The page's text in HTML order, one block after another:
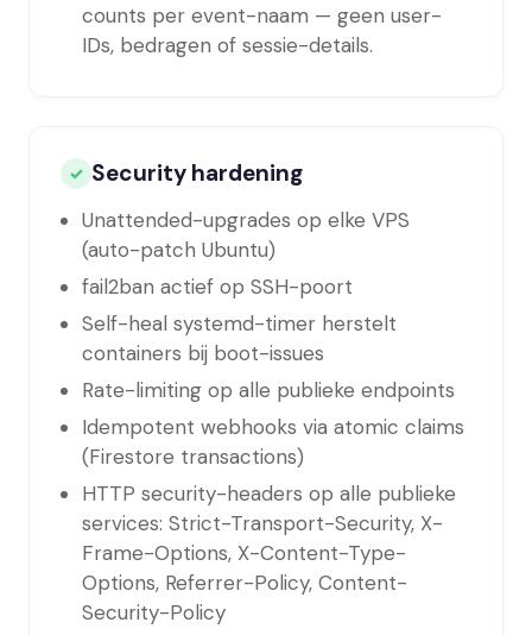
counts per event-naam — geen user-
IDs, bedragen of sessie-details.
✓ Security hardening
Unattended-upgrades op elke VPS
(auto-patch Ubuntu)
fail2ban actief op SSH-poort
Self-heal systemd-timer herstelt
containers bij boot-issues
Rate-limiting op alle publieke endpoints
Idempotent webhooks via atomic claims
(Firestore transactions)
HTTP security-headers op alle publieke
services: Strict-Transport-Security, X-
Frame-Options, X-Content-Type-
Options, Referrer-Policy, Content-
Security-Policy